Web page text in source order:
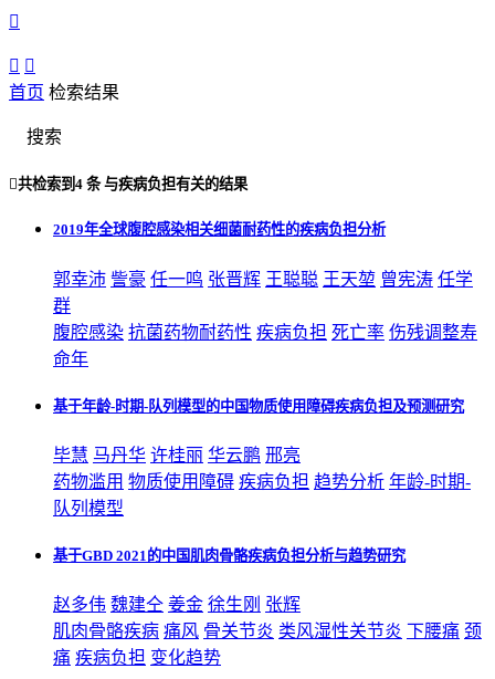

 
首页 检索结果
搜索
共检索到 4 条与疾病负担有关的结果
2019年全球腹腔感染相关细菌耐药性的疾病负担分析
郭幸沛 訾豪 任一鸣 张晋辉 王聪聪 王天堃 曾宪涛 任学
群
腹腔感染 抗菌药物耐药性 疾病负担 死亡率 伤残调整寿
命年
基于年龄-时期-队列模型的中国物质使用障碍疾病负担及预测研究
毕慧 马丹华 许桂丽 华云鹏 邢亮
药物滥用 物质使用障碍 疾病负担 趋势分析 年龄-时期-
队列模型
基于GBD 2021的中国肌肉骨骼疾病负担分析与趋势研究
赵多伟 魏建仝 姜金 徐生刚 张辉
肌肉骨骼疾病 痛风 骨关节炎 类风湿性关节炎 下腰痛 颈
痛 疾病负担 变化趋势